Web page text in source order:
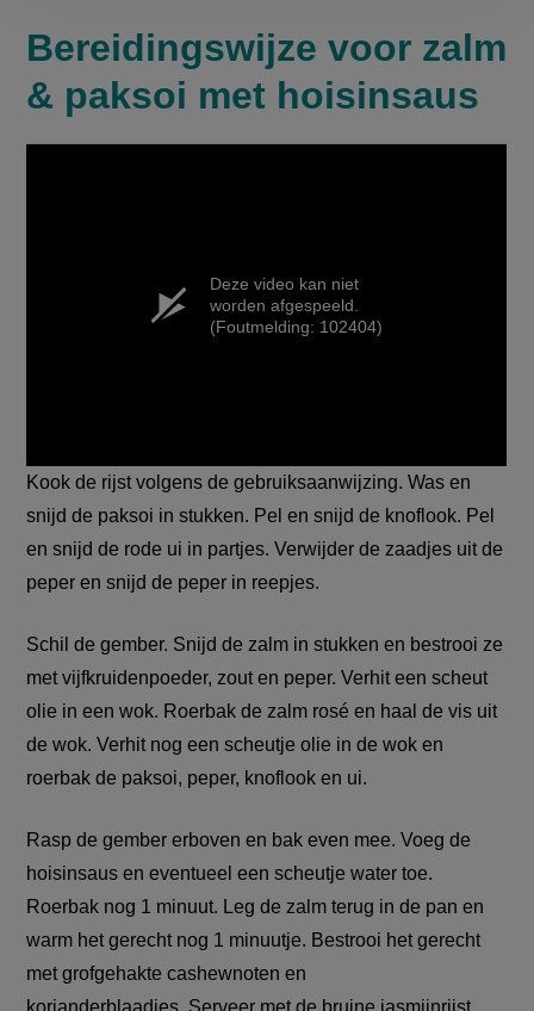
Bereidingswijze voor zalm
& paksoi met hoisinsaus
Deze video kan niet
worden afgespeeld.
(Foutmelding: 102404)
Kook de rijst volgens de gebruiksaanwijzing. Was en
snijd de paksoi in stukken. Pel en snijd de knoflook. Pel
en snijd de rode ui in partjes. Verwijder de zaadjes uit de
peper en snijd de peper in reepjes.
Schil de gember. Snijd de zalm in stukken en bestrooi ze
met vijfkruidenpoeder, zout en peper. Verhit een scheut
olie in een wok. Roerbak de zalm rosé en haal de vis uit
de wok. Verhit nog een scheutje olie in de wok en
roerbak de paksoi, peper, knoflook en ui.
Rasp de gember erboven en bak even mee. Voeg de
hoisinsaus en eventueel een scheutje water toe.
Roerbak nog 1 minuut. Leg de zalm terug in de pan en
warm het gerecht nog 1 minuutje. Bestrooi het gerecht
met grofgehakte cashewnoten en
korianderblaadjes. Serveer met de bruine jasmijnrijst.